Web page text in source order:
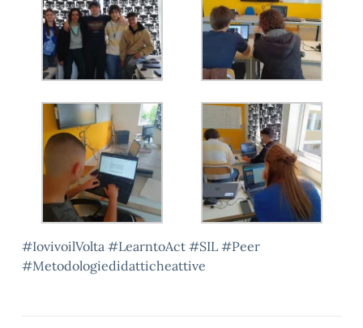
#IovivoilVolta #LearntoAct #SIL #Peer
#Metodologiedidatticheattive